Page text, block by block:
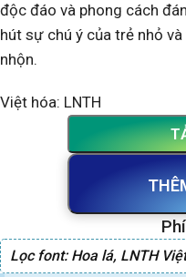
độc đáo và phong cách
hút sự chú ý của trẻ nhỏ
nhộn.
Việt hóa: LNTH
Lọc font: Hoa lá, LNTH